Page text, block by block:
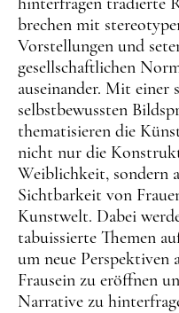
brechen mit
Vorstellungen und
gesellschaftlichen
auseinander. Mit einer
selbstbewussten
thematisieren die
nicht nur die
Weiblichkeit, sondern
Sichtbarkeit von
Kunstwelt. Dabei
tabuissierte Themen
um neue Perspektiven
Frausein zu eröffnen
Narrative zu